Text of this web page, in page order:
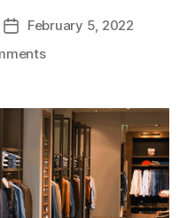
PostFebruary 5, 2022
on
คือ
อะไร
Check
Stock
Pro
ช่วย